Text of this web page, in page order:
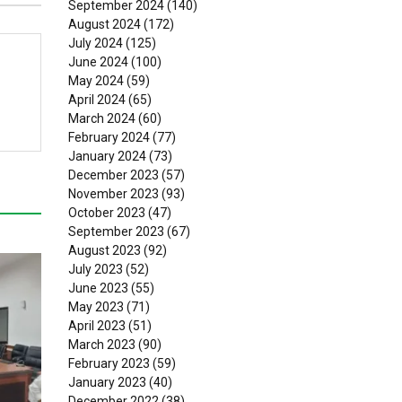
September 2024(140)
August 2024(172)
July 2024(125)
June 2024(100)
May 2024(59)
April 2024(65)
March 2024(60)
February 2024(77)
January 2024(73)
December 2023 (57)
November 2023 (93)
October 2023 (47)
September 2023 (67)
August 2023 (92)
July 2023 (52)
June 2023 (55)
May 2023 (71)
April 2023 (51)
March 2023 (90)
February 2023 (59)
January 2023 (40)